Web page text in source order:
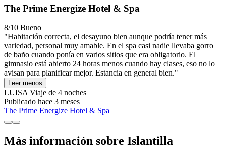
The Prime Energize Hotel & Spa
8/10 Bueno
"Habitación correcta, el desayuno bien aunque podría tener más
variedad, personal muy amable. En el spa casi nadie llevaba gorro
de baño cuando ponía en varios sitios que era obligatorio. El
gimnasio está abierto 24 horas menos cuando hay clases, eso no lo
avisan para planificar mejor. Estancia en general bien."
Leer menos
LUISAViaje de 4 noches
Publicado hace 3 meses
The Prime Energize Hotel & Spa
Más información sobre Islantilla